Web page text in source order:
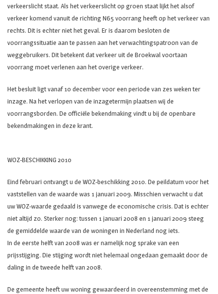
verkeerslicht staat. Als het verkeerslicht op groen staat lijkt het alsof
verkeer komend vanuit de richting N65 voorrang heeft op het verkeer van
rechts. Dit is echter niet het geval. Er is daarom besloten de
voorrangssituatie aan te passen aan het verwachtingspatroon van de
weggebruikers. Dit betekent dat verkeer uit de Broekwal voortaan
voorrang moet verlenen aan het overige verkeer.
Het besluit ligt vanaf 10 december voor een periode van zes weken ter
inzage. Na het verlopen van de inzagetermijn plaatsen wij de
voorrangsborden. De officiële bekendmaking vindt u bij de openbare
bekendmakingen in deze krant.
WOZ-BESCHIKKING 2010
Eind februari ontvangt u de WOZ-beschikking 2010. De peildatum voor het
vaststellen van de waarde was 1 januari 2009. Misschien verwacht u dat
uw WOZ-waarde gedaald is vanwege de economische crisis. Dat is echter
niet altijd zo. Sterker nog: tussen 1 januari 2008 en 1 januari 2009 steeg
de gemiddelde waarde van de woningen in Nederland nog iets.
In de eerste helft van 2008 was er namelijk nog sprake van een
prijsstijging. Die stijging wordt niet helemaal ongedaan gemaakt door de
daling in de tweede helft van 2008.
De gemeente heeft uw woning gewaardeerd in overeenstemming met de